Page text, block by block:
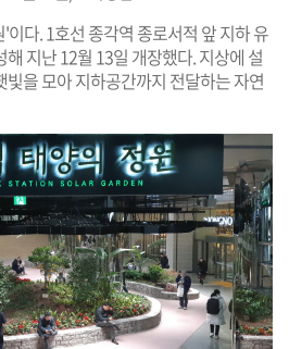
이다. 1호선 종각역 종로서적 앞 지하 유
지난 12월 13일 개장했다. 지상에 설
을 모아 지하공간까지 전달하는 자연